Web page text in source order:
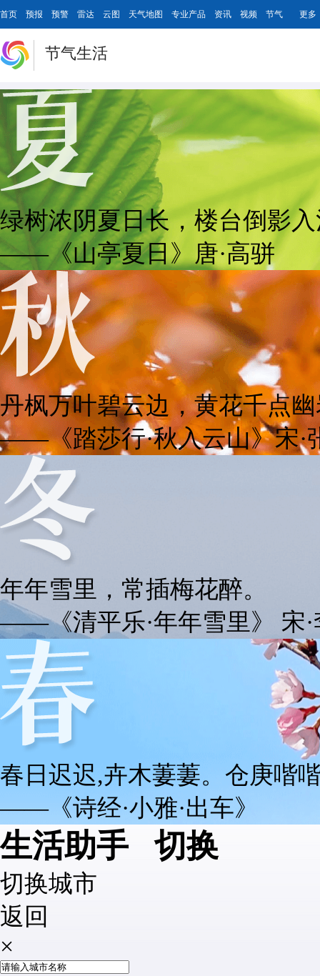
首页 预报 预警 雷达 云图 天气地图 专业产品 资讯 视频 节气 更多
节气生活
绿树浓阴夏日长，楼台倒影
——《山亭夏日》唐·高骈
丹枫万叶碧云边，黄花千点
——《踏莎行·秋入云山》宋·
年年雪里，常插梅花醉。
——《清平乐·年年雪里》 宋·
春日迟迟,卉木萋萋。仓庚喈
——《诗经·小雅·出车》
生活助手 切换
切换城市
返回
×